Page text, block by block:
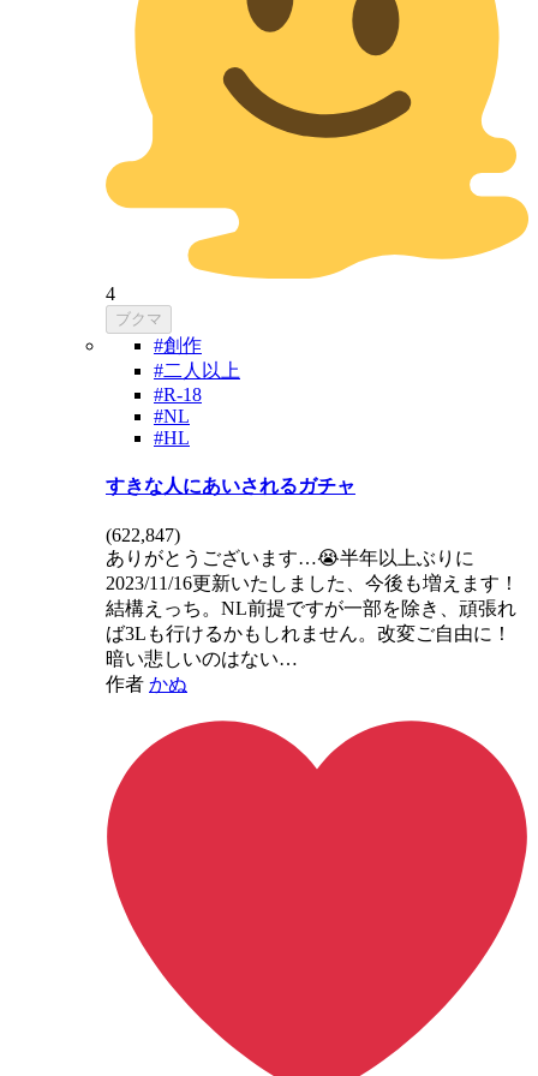
4
ブクマ
#創作
#二人以上
#R-18
#NL
#HL
すきな人にあいされるガチャ
(622,847)
ありがとうございます…😭半年以上ぶりに
2023/11/16更新いたしました、今後も増えます！
結構えっち。NL前提ですが一部を除き、頑張れ
ば3Lも行けるかもしれません。改変ご自由に！
暗い悲しいのはない…
作者 かぬ